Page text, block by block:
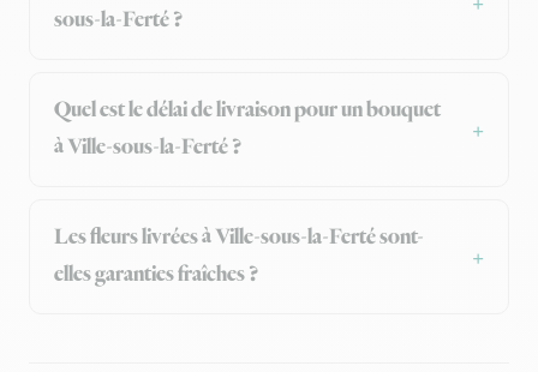
sous-la-Ferté ?
Quel est le délai de livraison pour un bouquet
à Ville-sous-la-Ferté ?
Les fleurs livrées à Ville-sous-la-Ferté sont-
elles garanties fraîches ?